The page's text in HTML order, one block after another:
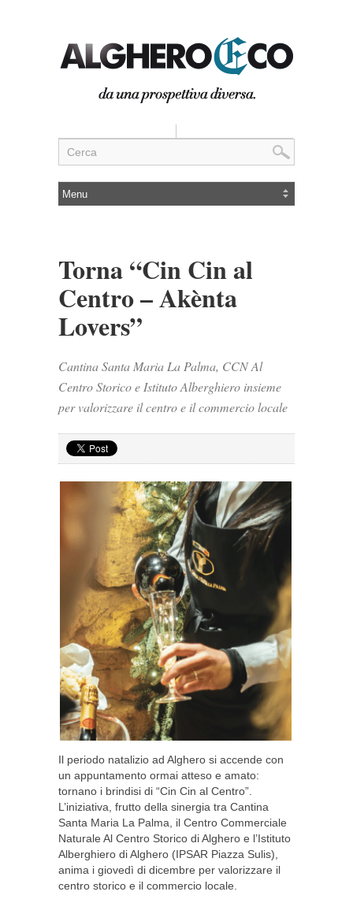
Torna “Cin Cin al
Centro – Akènta
Lovers”
Cantina Santa Maria La Palma, CCN Al
Centro Storico e Istituto Alberghiero insieme
per valorizzare il centro e il commercio locale
Il periodo natalizio ad Alghero si accende con
un appuntamento ormai atteso e amato:
tornano i brindisi di “Cin Cin al Centro”.
L’iniziativa, frutto della sinergia tra Cantina
Santa Maria La Palma, il Centro Commerciale
Naturale Al Centro Storico di Alghero e l’Istituto
Alberghiero di Alghero (IPSAR Piazza Sulis),
anima i giovedì di dicembre per valorizzare il
centro storico e il commercio locale.